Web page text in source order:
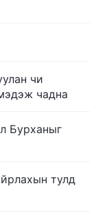
чи
чадна
Бурханыг
тулд